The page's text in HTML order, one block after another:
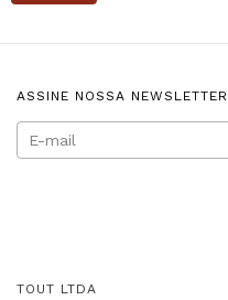
ASSINE NOSSA NEWSLETTER
TOUT LTDA